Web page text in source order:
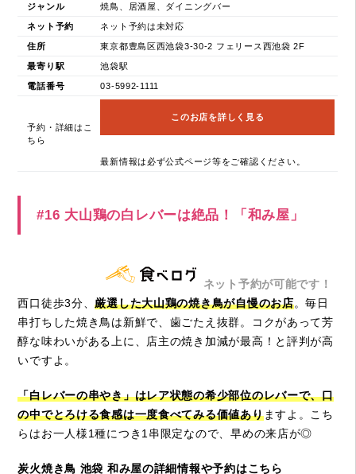
ジャンル 焼鳥、居酒屋、ダイニングバー
ネット予約 ネット予約は未対応
住所 東京都豊島区西池袋3-30-2 フェリース西池袋 2F
最寄り駅 池袋駅
電話番号 03-5992-1111
予約・詳細はこ
ちら
このお店を詳しく見る
最新情報は必ず公式ページ等をご確認ください。
#16 大山鶏の白レバーは絶品！「和み屋」
ネット予約が可能です！
西口徒歩3分、厳選した大山鶏の焼き鳥が自慢のお店。毎日
串打ちした焼き鳥は新鮮で、歯ごたえ抜群。コクがあって芳
醇な味わいがある上に、店主の焼き加減が最高！と評判が高
いですよ。
「白レバーの串やき」はレア状態の希少部位のレバーで、口
の中でとろける食感は一度食べてみる価値ありますよ。こち
らはお一人様1種につき1串限定なので、早めの来店が◎
炭火焼き鳥 池袋 和み屋の詳細情報や予約はこちら